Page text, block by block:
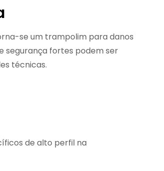
se um trampolim para danos
segurança fortes podem ser
técnicas.
de alto perfil na